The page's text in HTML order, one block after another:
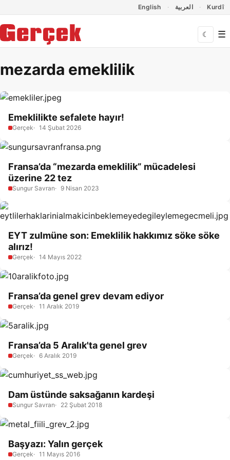
English العربية Kurdî
☾ ☰
mezarda emeklilik
Emeklilikte sefalete hayır!
Gerçek 14 Şubat 2026
Fransa’da “mezarda emeklilik” mücadelesi
üzerine 22 tez
Sungur Savran 9 Nisan 2023
EYT zulmüne son: Emeklilik hakkımız söke söke
alırız!
Gerçek 14 Mayıs 2022
Fransa’da genel grev devam ediyor
Gerçek 11 Aralık 2019
Fransa’da 5 Aralık'ta genel grev
Gerçek 6 Aralık 2019
Dam üstünde saksağanın kardeşi
Sungur Savran 22 Şubat 2018
Başyazı: Yalın gerçek
Gerçek 11 Mayıs 2016